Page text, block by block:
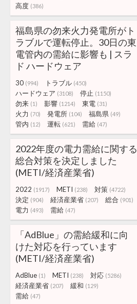
高度 (386)
福島県の勿来火力発電所がト
ラブルで運転停止。30日の東
電管内の需給に影響も | スラ
ド ハードウェア
30 (994) トラブル (450)
ハードウェア (3108) 停止 (1150)
勿来 (1) 影響 (1214) 東電 (31)
火力 (70) 発電所 (104) 福島県 (49)
管内 (12) 運転 (621) 需給 (47)
2022年度の電力需給に関する
総合対策を決定しました
(METI/経済産業省)
2022 (1917) METI (238) 対策 (4722)
決定 (904) 経済産業省 (207) 総合 (901)
電力 (493) 需給 (47)
「AdBlue」の需給緩和に向
けた対応を行っています
(METI/経済産業省)
AdBlue (1) METI (238) 対応 (5286)
経済産業省 (207) 緩和 (129)
需給 (47)